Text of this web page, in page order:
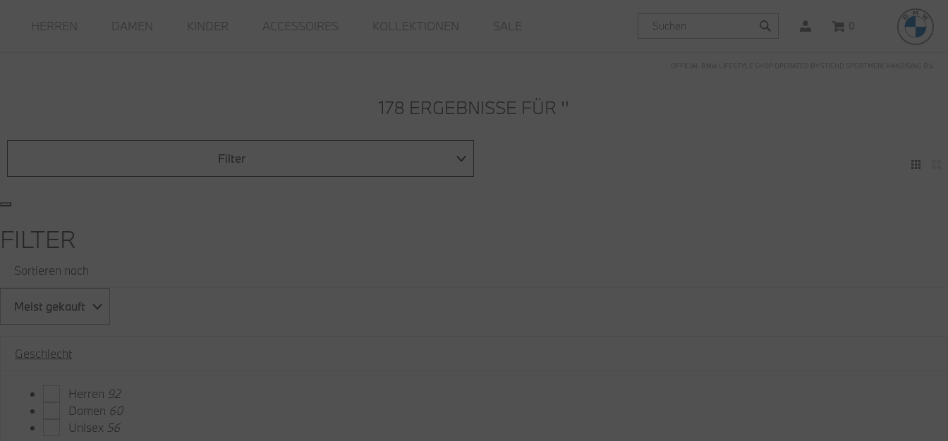
HERREN DAMEN KINDER ACCESSOIRES KOLLEKTIONEN SALE 0
OFFICIAL BMW LIFESTYLE SHOP OPERATED BY STICHD SPORTMERCHANDISING B.V.
178 ERGEBNISSE FÜR ''
Filter
FILTER
Sortieren nach
Meist gekauft
Geschlecht
Herren 92
Damen 60
Unisex 56